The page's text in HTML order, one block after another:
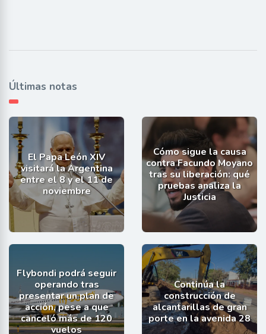
Últimas notas
El Papa León XIV
visitará la Argentina
entre el 8 y el 11 de
noviembre
Cómo sigue la causa
contra Facundo Moyano
tras su liberación: qué
pruebas analiza la
Justicia
Flybondi podrá seguir
operando tras
presentar un plan de
acción, pese a que
canceló más de 120
vuelos
Continúa la
construcción de
alcantarillas de gran
porte en la avenida 28